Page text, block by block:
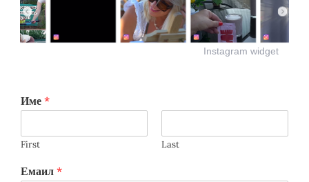
Instagram widget
Име *
First Last
Емаил *